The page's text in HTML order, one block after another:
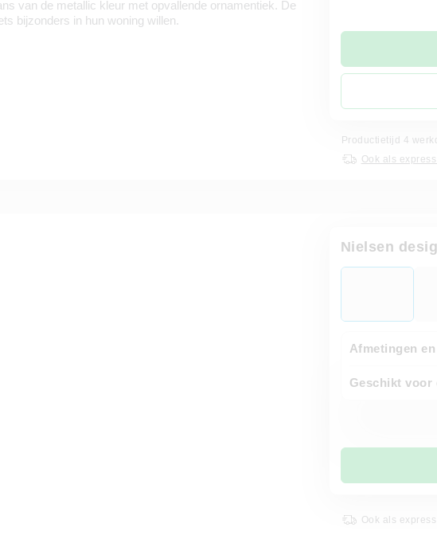
van de metallic kleur met opvallende ornamentiek. De
bijzonders in hun woning willen.
Productietijd 4
Ook als
Nielsen
Afmetingen
Geschikt voor
Ook als